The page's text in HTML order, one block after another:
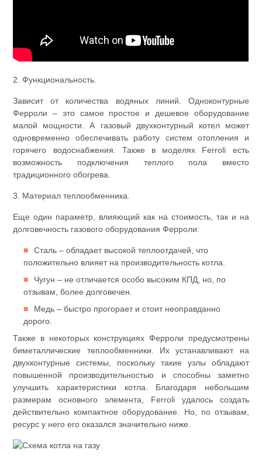
2. Функциональность.
Зависит от количества водяных линий. Одноконтурные
Ферроли – это самое простое и дешевое оборудование
малой мощности. А газовый двухконтурный котел может
одновременно обеспечивать работу систем отопления и
горячего водоснабжения. Также в моделях Ferroli есть
возможность подключения теплого пола вместо
традиционного обогрева.
3. Материал теплообменника.
Еще один параметр, влияющий как на стоимость, так и на
долговечность газового оборудования Ферроли:
Сталь – обладает высокой теплоотдачей, что
положительно влияет на производительность котла.
Чугун – не отличается особо высоким КПД, но, по
отзывам, более долговечен.
Медь – быстро прогорает и стоит неоправданно
дорого.
Также в некоторых конструкциях Ферроли предусмотрены
биметаллические теплообменники. Их устанавливают на
двухконтурные системы, поскольку такие узлы обладают
повышенной производительностью и способны заметно
улучшить характеристики котла. Благодаря небольшим
размерам основного элемента, Ferroli удалось создать
действительно компактное оборудование. Но, по отзывам,
ресурс у него его оказался значительно ниже.